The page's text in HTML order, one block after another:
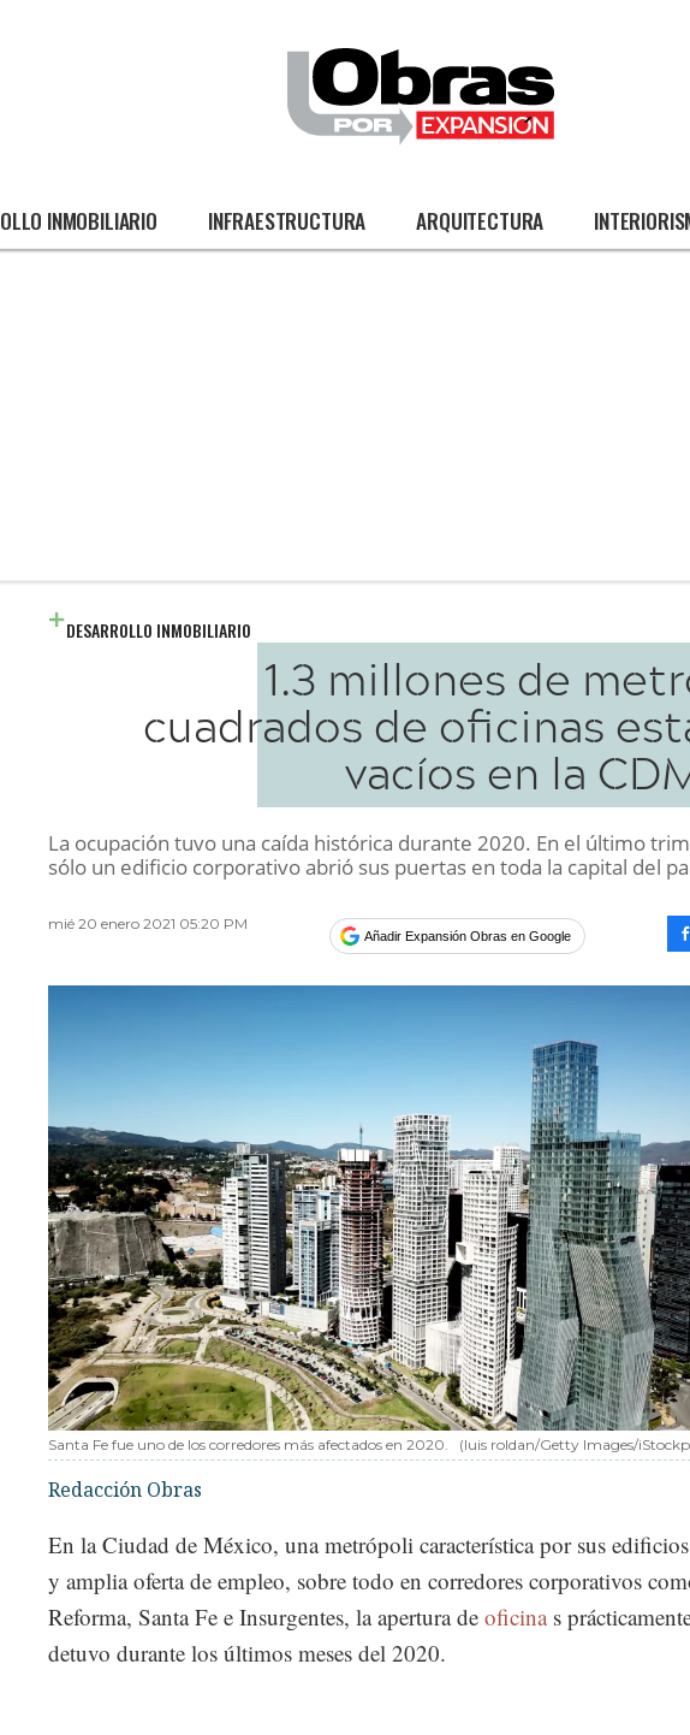
INMOBILIARIO INFRAESTRUCTURA ARQUITECTURA
DESARROLLO INMOBILIARIO
1.3 millones de
cuadrados de oficinas
vacíos en la
La ocupación tuvo una caída histórica durante 2020. En el último
sólo un edificio corporativo abrió sus puertas en toda la capital del
mié 20 enero 2021 05:20 PM
Añadir Expansión Obras en Google
Santa Fe fue uno de los corredores más afectados en 2020. (luis roldan/Getty Images/
Redacción Obras
En la Ciudad de México, una metrópoli característica por sus
y amplia oferta de empleo, sobre todo en corredores corporativos
Reforma, Santa Fe e Insurgentes, la apertura de oficina s
detuvo durante los últimos meses del 2020.